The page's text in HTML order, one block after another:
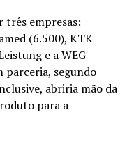
três empresas:
(6.500), KTK
e a WEG
segundo
abriria mão da
para a